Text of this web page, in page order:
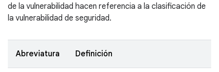
de la vulnerabilidad hacen referencia a la clasificación de
la vulnerabilidad de seguridad.
Abreviatura Definición